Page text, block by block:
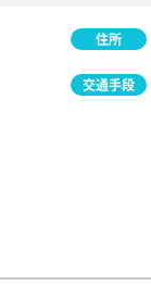
住所
交通手段